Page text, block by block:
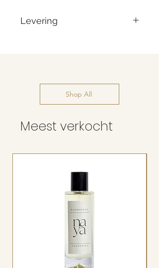
Levering
Shop All
Meest verkocht